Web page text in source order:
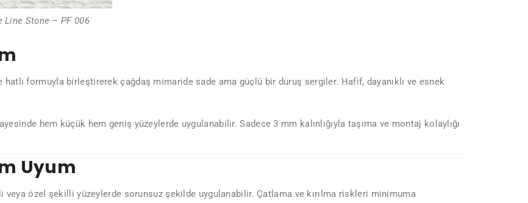
Line Stone – PF 006
formuyla birleştirerek çağdaş mimaride sade ama güçlü bir duruş sergiler. Hafif, dayanıklı ve esnek
hem küçük hem geniş yüzeylerde uygulanabilir. Sadece 3 mm kalınlığıyla taşıma ve montaj kolaylığı
Uyum
özel şekilli yüzeylerde sorunsuz şekilde uygulanabilir. Çatlama ve kırılma riskleri minimuma